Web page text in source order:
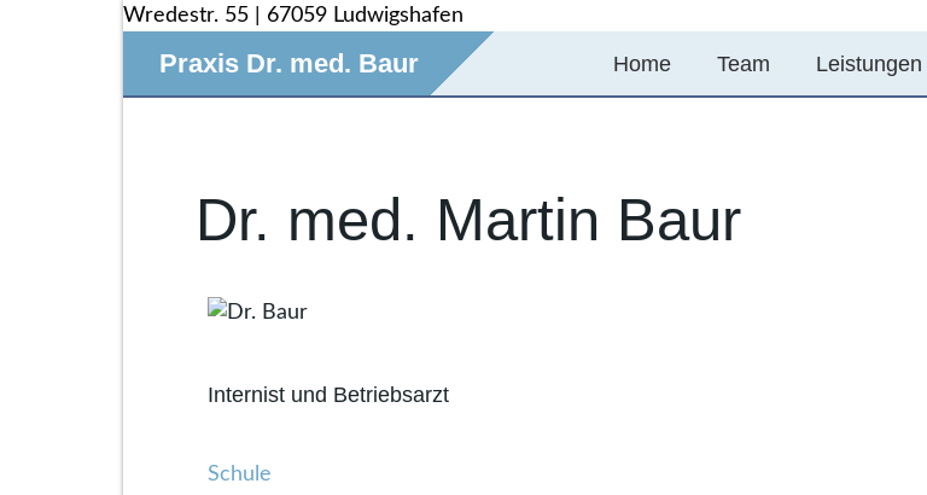
Wredestr. 55 | 67059 Ludwigshafen
Praxis Dr. med. Baur Home Team Leistungen
Dr. med. Martin Baur
Internist und Betriebsarzt
Schule